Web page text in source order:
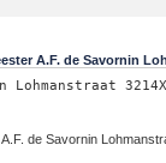
A.F. de Savornin
de Savornin